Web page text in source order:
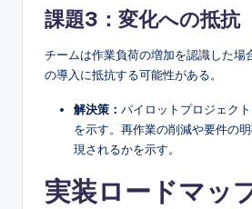
課題3：変化への抵抗
チームは作業負荷の増加を認識した場
の導入に抵抗する可能性がある。
解決策： パイロットプロジェク
を示す。再作業の削減や要件の
現されるかを示す。
実装ロードマッ